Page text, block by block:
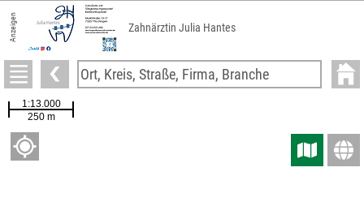
Anzeigen Zahnärztin Julia Hantes